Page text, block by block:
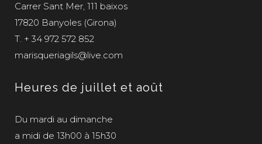
Carrer Sant Mer, 111 baixos
17820 Banyoles (Girona)
T. + 34 972 572 852
marisqueriagils@live.com
Heures de juillet et août
Du mardi au dimanche
a midi de 13h00 à 15h30